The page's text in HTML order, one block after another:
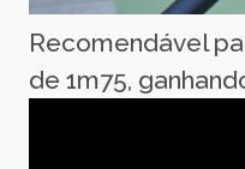
Recomendável
de 1m75,